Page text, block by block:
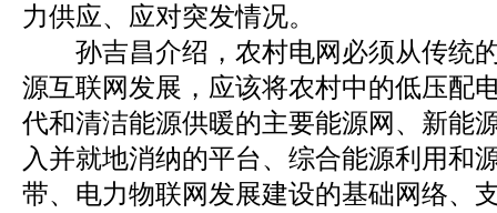
力供应、应对突发情况。
孙吉昌介绍，农村电网必须从传统
源互联网发展，应该将农村中的低压配
代和清洁能源供暖的主要能源网、新能
入并就地消纳的平台、综合能源利用和
带、电力物联网发展建设的基础网络、